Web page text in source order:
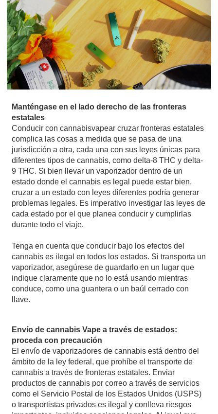
Manténgase en el lado derecho de las fronteras
estatales
Conducir con cannabisvapear cruzar fronteras estatales
complica las cosas a medida que se pasa de una
jurisdicción a otra, cada una con sus leyes únicas para
diferentes tipos de cannabis, como delta-8 THC y delta-
9 THC. Si bien llevar un vaporizador dentro de un
estado donde el cannabis es legal puede estar bien,
cruzar a un estado con leyes diferentes podría generar
problemas legales. Es imperativo investigar las leyes de
cada estado por el que planea conducir y cumplirlas
durante todo el viaje.
Tenga en cuenta que conducir bajo los efectos del
cannabis es ilegal en todos los estados. Si transporta un
vaporizador, asegúrese de guardarlo en un lugar que
indique claramente que no lo está usando mientras
conduce, como una guantera o un baúl cerrado con
llave.
Envío de cannabis Vape a través de estados:
proceda con precaución
El envío de vaporizadores de cannabis está dentro del
ámbito de la ley federal, que prohíbe el transporte de
cannabis a través de fronteras estatales. Enviar
productos de cannabis por correo a través de servicios
como el Servicio Postal de los Estados Unidos (USPS)
o transportistas privados es ilegal y conlleva riesgos